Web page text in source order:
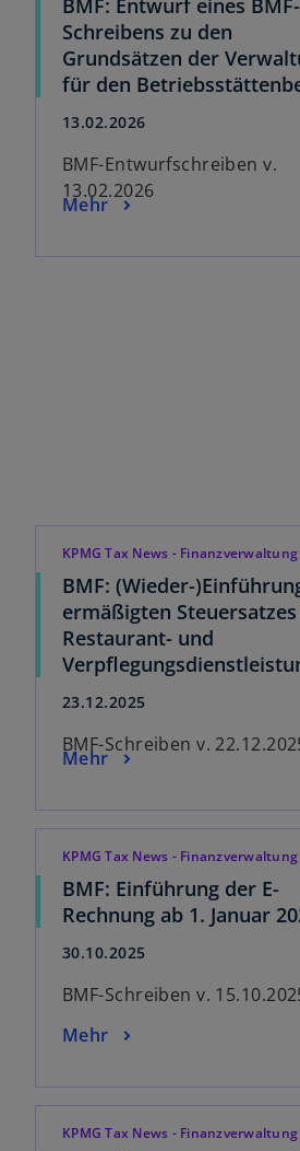
BMF: Entwurf eines BMF-
Schreibens zu den
Grundsätzen der
für den
13.02.2026
BMF-Entwurfschreiben v.
13.02.2026
Mehr
KPMG Tax News - Finanzverwaltung
BMF: (Wieder-
ermäßigten
Restaurant- und
23.12.2025
BMF-Schreiben v.
Mehr
KPMG Tax News - Finanzverwaltung
BMF: Einführung der E-
Rechnung ab 1. Januar
30.10.2025
BMF-Schreiben v.
Mehr
KPMG Tax News - Finanzverwaltung